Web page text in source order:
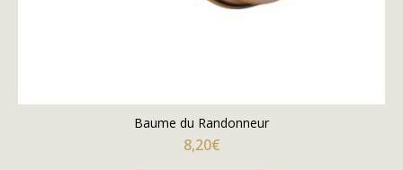
Baume du Randonneur
8,20€